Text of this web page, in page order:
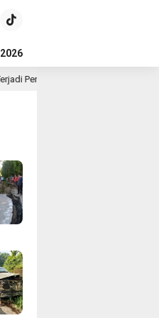
Rp660,66 Juta di SMA Negeri 1